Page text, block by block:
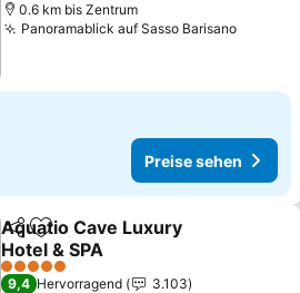
0.6 km bis Zentrum
Panoramablick auf Sasso BarisanoPreise
Preise sehen
TeilenZu Favoriten hinzufügen
Aquatio Cave Luxury
Hotel & SPA
Preise sehen
5 Sterne
9,4 Hervorragend
3.103